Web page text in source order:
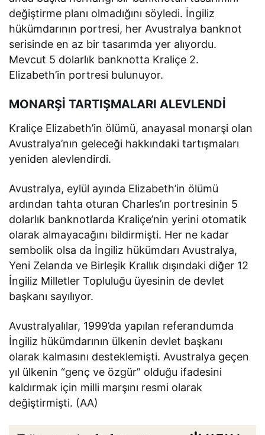
değiştirme planı olmadığını söyledi. İngiliz
hükümdarının portresi, her Avustralya banknot
serisinde en az bir tasarımda yer alıyordu.
Mevcut 5 dolarlık banknotta Kraliçe 2.
Elizabeth’in portresi bulunuyor.
MONARŞİ TARTIŞMALARI ALEVLENDİ
Kraliçe Elizabeth’in ölümü, anayasal monarşi olan
Avustralya’nın geleceği hakkındaki tartışmaları
yeniden alevlendirdi.
Avustralya, eylül ayında Elizabeth’in ölümü
ardından tahta oturan Charles’ın portresinin 5
dolarlık banknotlarda Kraliçe’nin yerini otomatik
olarak almayacağını bildirmişti. Her ne kadar
sembolik olsa da İngiliz hükümdarı Avustralya,
Yeni Zelanda ve Birleşik Krallık dışındaki diğer 12
İngiliz Milletler Topluluğu üyesinin de devlet
başkanı sayılıyor.
Avustralyalılar, 1999’da yapılan referandumda
İngiliz hükümdarının ülkenin devlet başkanı
olarak kalmasını desteklemişti. Avustralya geçen
yıl ülkenin “genç ve özgür” olduğu ifadesini
kaldırmak için milli marşını resmi olarak
değiştirmişti. (AA)